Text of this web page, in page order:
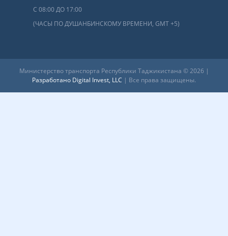
С 08:00 ДО 17:00
(ЧАСЫ ПО ДУШАНБИНСКОМУ ВРЕМЕНИ, GMT +5)
Министерство транспорта Республики Таджикистана © 2026 |
Разработано Digital Invest, LLC | Все права защищены.